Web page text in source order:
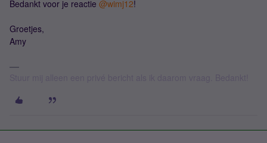
Bedankt voor je reactie ​ @wimj12!
Groetjes,
Amy